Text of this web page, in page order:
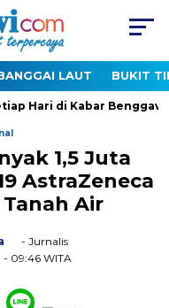
LAUT BUKIT
Hari di Kabar Benggawi
1,5 Juta
AstraZeneca
Air
- Jurnalis
- 09:46 WITA